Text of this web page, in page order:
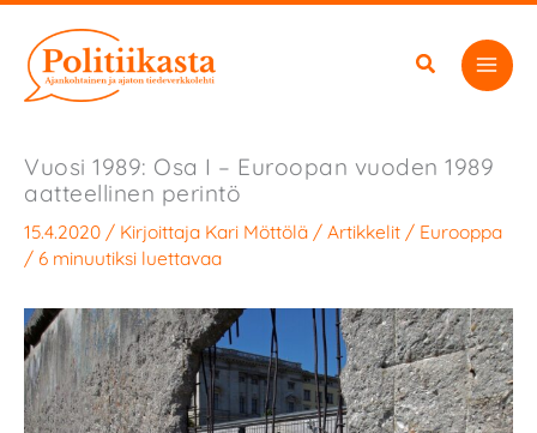
sisältöön
Vuosi 1989: Osa I – Euroopan vuoden 1989
aatteellinen perintö
15.4.2020 / Kirjoittaja Kari Möttölä / Artikkelit / Eurooppa
/ 6 minuutiksi luettavaa